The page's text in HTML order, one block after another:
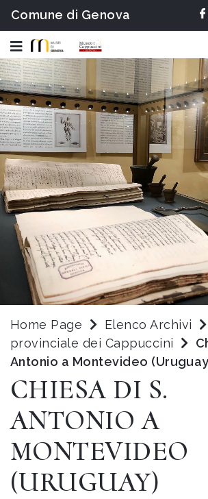
Comune di Genova
Home Page Elenco Archivi
provinciale dei Cappuccini
Antonio a Montevideo
CHIESA DI S.
ANTONIO A
MONTEVIDEO
(URUGUAY)